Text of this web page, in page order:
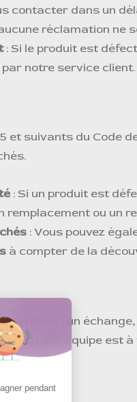
contacter dans un
réclamation ne
: Si le produit est
notre service client.
et suivants du Code
: Si un produit est
remplacement ou un
: Vous pouvez
à compter de la
un retour, un
Notre équipe est